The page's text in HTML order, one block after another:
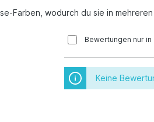
Farben, wodurch du sie in
Bewertungen nur
Keine